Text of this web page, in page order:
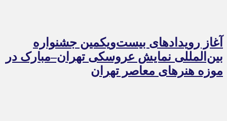
آغاز رویدادهای بیست‌ویکمین جشنواره
بین‌المللی نمایش عروسکی تهران–مبارک در
موزه هنرهای معاصر تهران